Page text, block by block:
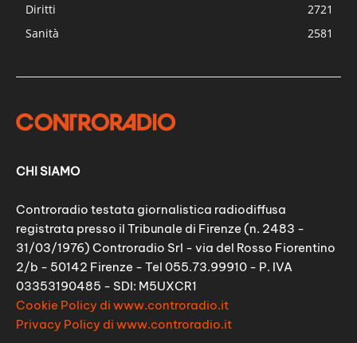
Diritti
2721
Sanità
2581
CHI SIAMO
Controradio testata giornalistica radiodiffusa
registrata presso il Tribunale di Firenze (n. 2483 -
31/03/1976) Controradio Srl - via del Rosso Fiorentino
2/b - 50142 Firenze - Tel 055.73.99910 - P. IVA
03353190485 - SDI: M5UXCR1
Cookie Policy di www.controradio.it
Privacy Policy di www.controradio.it